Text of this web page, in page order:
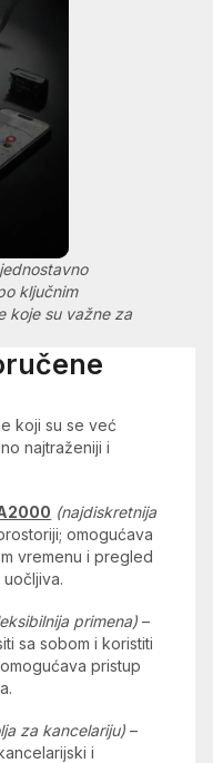
ključnim
koje su važne za
koji su se već
najtraženiji i
(najdiskretnija
omogućava
vremenu i pregled
primena) –
sa sobom i koristiti
pristup
za kancelariju) –
i